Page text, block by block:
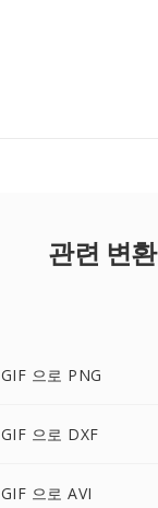
관련 변환
GIF 으로 PNG
GIF 으로 DXF
GIF 으로 AVI